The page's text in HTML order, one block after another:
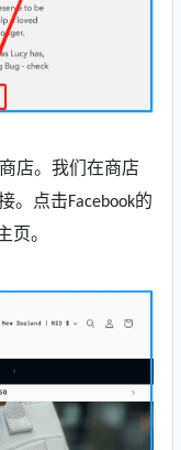
店。我们在商店
。点击Facebook的
页。